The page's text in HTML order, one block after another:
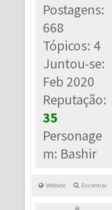
Postagens:
668
Tópicos: 4
Juntou-se:
Feb 2020
Reputação:
35
Personage
m: Bashir
Website Encontrar